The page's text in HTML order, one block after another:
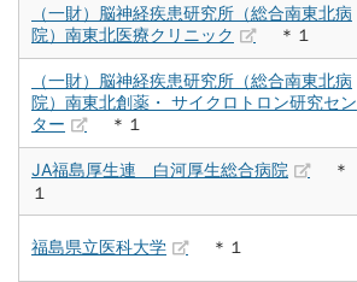
（一財）脳神経疾患研究所（総合南東北病
院）南東北医療クリニック
＊１
（一財）脳神経疾患研究所（総合南東北病
院）南東北創薬・ サイクロトロン研究セン
ター
＊１
JA福島厚生連 白河厚生総合病院
＊
１
福島県立医科大学 ＊１